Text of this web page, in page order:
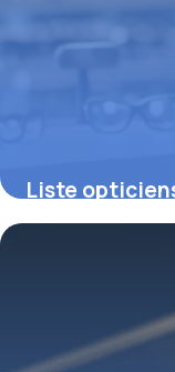
Liste
complet 2026